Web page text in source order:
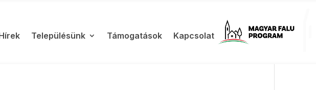
Településünk Támogatások Kapcsolat